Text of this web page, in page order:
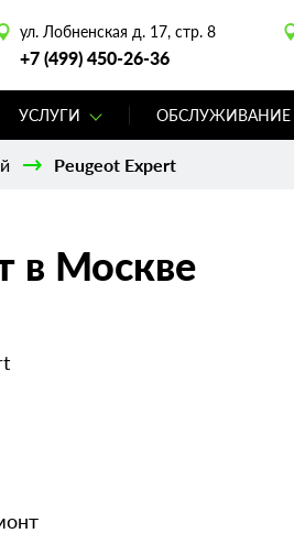
ул. Лобненская д. 17, стр. 8
+7 (499) 450-26-36
УСЛУГИ
Peugeot Expert
в Москве